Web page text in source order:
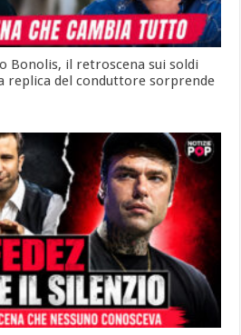
Bonolis, il retroscena sui soldi
replica del conduttore sorprende